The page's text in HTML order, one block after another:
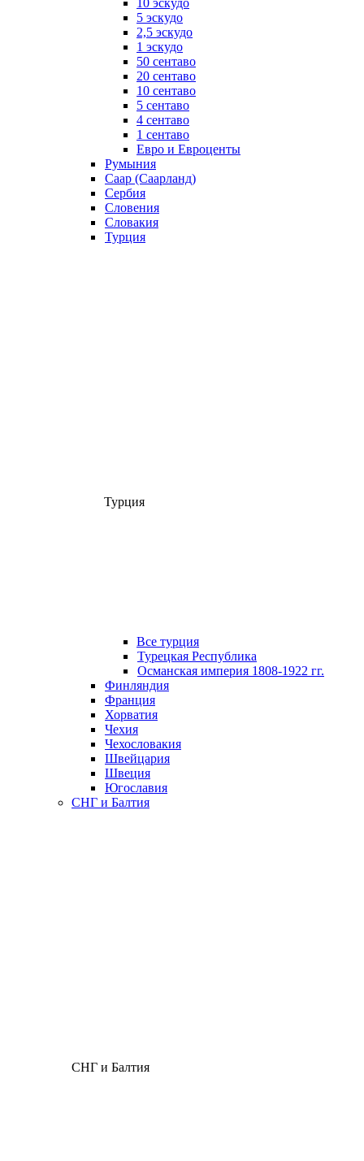
10 эскудо
5 эскудо
2,5 эскудо
1 эскудо
50 сентаво
20 сентаво
10 сентаво
5 сентаво
4 сентаво
1 сентаво
Евро и Евроценты
Румыния
Саар (Саарланд)
Сербия
Словения
Словакия
Турция
Турция
Все турция
Турецкая Республика
Османская империя 1808-1922 гг.
Финляндия
Франция
Хорватия
Чехия
Чехословакия
Швейцария
Швеция
Югославия
СНГ и Балтия
СНГ и Балтия